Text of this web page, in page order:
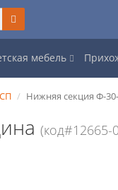
мебель
Нижняя секция Ф-
(код#12665-